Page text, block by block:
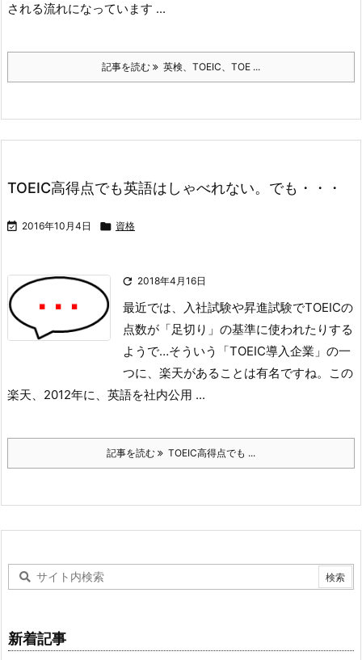
される流れになっています ...
記事を読む 英検、TOEIC、TOE ...
TOEIC高得点でも英語はしゃべれない。でも・・・
 2016年10月4日  資格
 2018年4月16日
最近では、入社試験や昇進試験でTOEICの
点数が「足切り」の基準に使われたりする
ようで…そういう「TOEIC導入企業」の一
つに、楽天があることは有名ですね。
この
楽天、2012年に、英語を社内公用 ...
記事を読む TOEIC高得点でも ...
新着記事